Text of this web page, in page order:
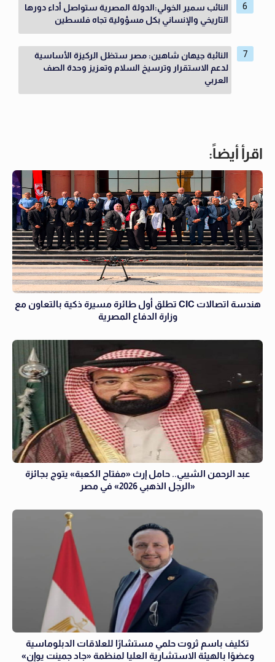
النائب سمير الخولي:الدولة المصرية ستواصل أداء دورها
التاريخي والإنساني بكل مسؤولية تجاه فلسطين
النائبة جيهان شاهين: مصر ستظل الركيزة الأساسية
لدعم الاستقرار وترسيخ السلام وتعزيز وحدة الصف
العربي
اقرأ أيضاً:
هندسة اتصالات CIC تطلق أول طائرة مسيرة ذكية بالتعاون مع
وزارة الدفاع المصرية
عبد الرحمن الشيبي.. حامل إرث «مفتاح الكعبة» يتوج بجائزة
«الرجل الذهبي 2026» في مصر
تكليف باسم ثروت حلمي مستشارًا للعلاقات الدبلوماسية
وعضوًا بالهيئة الاستشارية العليا لمنظمة «جاد جمينت يوإن»